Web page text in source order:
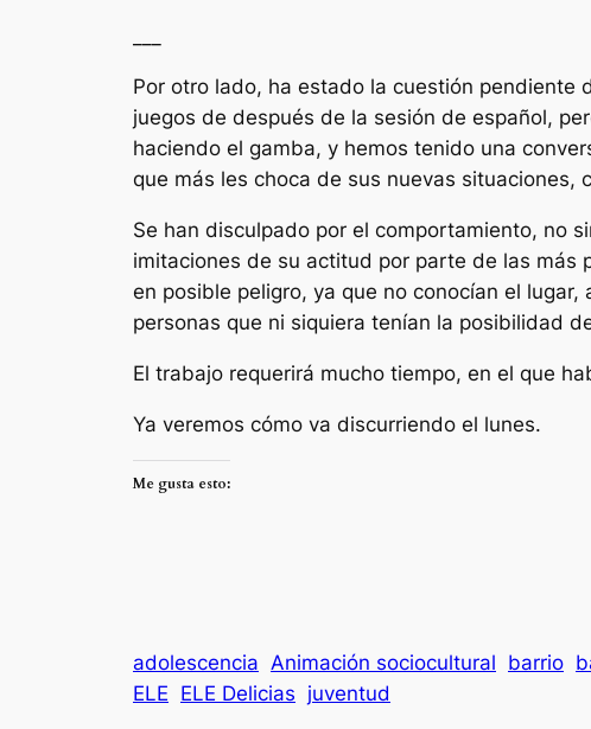
Por otro lado, ha estado la cuestión pendiente
juegos de después de la sesión de español,
haciendo el gamba, y hemos tenido una
que más les choca de sus nuevas situaciones,
Se han disculpado por el comportamiento, no
imitaciones de su actitud por parte de las más
en posible peligro, ya que no conocían el
personas que ni siquiera tenían la posibilidad
El trabajo requerirá mucho tiempo, en el que
Ya veremos cómo va discurriendo el lunes.
Me gusta esto:
adolescencia Animación sociocultural barrio
ELE ELE Delicias juventud